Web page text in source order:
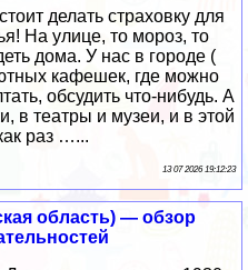
делать страховку для
На улице, то мороз, то
дома. У нас в городе (
кафешек, где можно
обсудить что-нибудь. А
в театры и музеи, и в этой
раз …...
13 07 2026 19:12:23
область) — обзор